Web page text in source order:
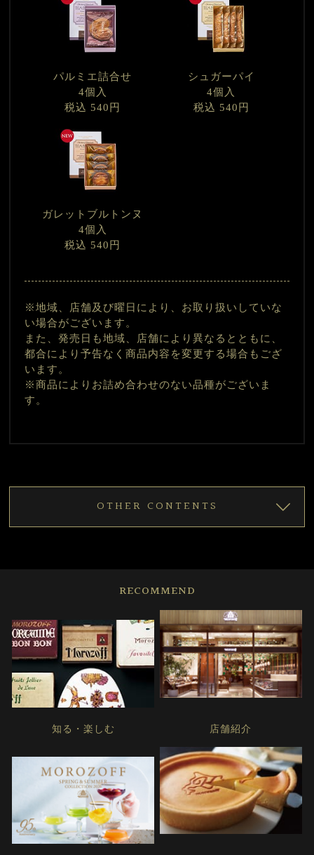
パルミエ詰合せ
4個入
税込 540円
シュガーパイ
4個入
税込 540円
ガレットブルトンヌ
4個入
税込 540円
※地域、店舗及び曜日により、お取り扱いしていな
い場合がございます。
また、発売日も地域、店舗により異なるとともに、
都合により予告なく商品内容を変更する場合もござ
います。
※商品によりお詰め合わせのない品種がございま
す。
OTHER CONTENTS
RECOMMEND
知る・楽しむ 店舗紹介